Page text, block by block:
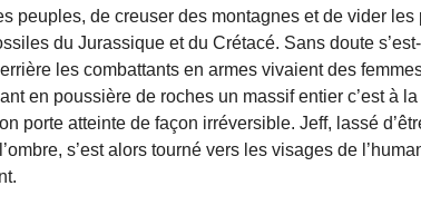
peuples, de creuser des montagnes et de vider
du Jurassique et du Crétacé. Sans doute
les combattants en armes vivaient des
en poussière de roches un massif entier c’est à
porte atteinte de façon irréversible. Jeff, lassé
s’est alors tourné vers les visages de